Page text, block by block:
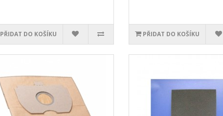
PŘIDAT DO KOŠÍKU PŘIDAT DO KOŠÍKU